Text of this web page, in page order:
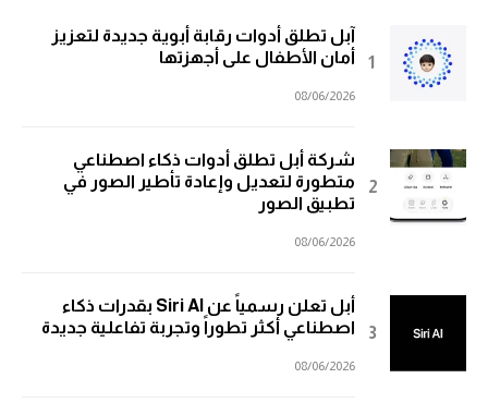
آبل تطلق أدوات رقابة أبوية جديدة لتعزيز
أمان الأطفال على أجهزتها
08/06/2026
شركة أبل تطلق أدوات ذكاء اصطناعي
متطورة لتعديل وإعادة تأطير الصور في
تطبيق الصور
08/06/2026
أبل تعلن رسمياً عن Siri AI بقدرات ذكاء
اصطناعي أكثر تطوراً وتجربة تفاعلية جديدة
08/06/2026